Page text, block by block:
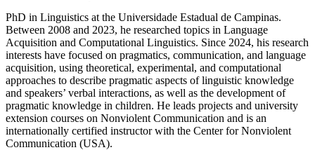
PhD in Linguistics at the Universidade Estadual de Campinas.
Between 2008 and 2023, he researched topics in Language
Acquisition and Computational Linguistics. Since 2024, his research
interests have focused on pragmatics, communication, and language
acquisition, using theoretical, experimental, and computational
approaches to describe pragmatic aspects of linguistic knowledge
and speakers’ verbal interactions, as well as the development of
pragmatic knowledge in children. He leads projects and university
extension courses on Nonviolent Communication and is an
internationally certified instructor with the Center for Nonviolent
Communication (USA).